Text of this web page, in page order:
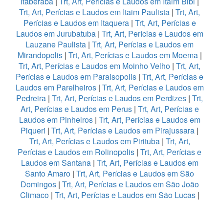
Trt, Art, Perícias e Laudos em Itaim Paulista | Trt, Art,
Perícias e Laudos em Itaquera| Trt, Art, Perícias e
Laudos em Jurubatuba| Trt, Art, Perícias e Laudos em
Lauzane Paulista | Trt, Art, Perícias e Laudos em
Mirandopolis| Trt, Art, Perícias e Laudos em Moema|
Trt, Art, Perícias e Laudos em Moinho Velho | Trt, Art,
Perícias e Laudos em Paraisopolis | Trt, Art, Perícias e
Laudos em Parelheiros| Trt, Art, Perícias e Laudos em
Pedreira | Trt, Art, Perícias e Laudos em Perdizes | Trt,
Art, Perícias e Laudos em Perus| Trt, Art, Perícias e
Laudos em Pinheiros| Trt, Art, Perícias e Laudos em
Piqueri | Trt, Art, Perícias e Laudos em Pirajussara |
Trt, Art, Perícias e Laudos em Pirituba| Trt, Art,
Perícias e Laudos em Rolinopolis | Trt, Art, Perícias e
Laudos em Santana| Trt, Art, Perícias e Laudos em
Santo Amaro | Trt, Art, Perícias e Laudos em São
Domingos| Trt, Art, Perícias e Laudos em São João
Climaco| Trt, Art, Perícias e Laudos em São Lucas|